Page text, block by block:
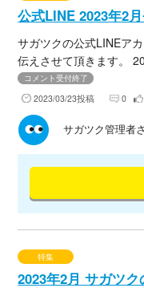
公式LINE 2023年2
サガツクの公式LINEア
伝えさせて頂きます。
ログにてまとめましたの
せ。
コメント受付終了
2023/03/23投稿 0
サガツク管理者
特集
2023年2月 サガツ